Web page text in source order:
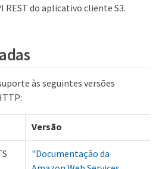
REST do aplicativo cliente S3.
às seguintes versões
Versão
"Documentação da